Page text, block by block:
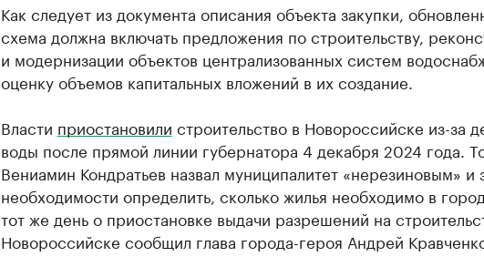
Как следует из документа описания объекта закупки,
схема должна включать предложения по строительству,
и модернизации объектов централизованных систем
оценку объемов капитальных вложений в их создание.
Власти приостановили строительство в Новороссийске из-за
воды после прямой линии губернатора 4 декабря 2024 года.
Вениамин Кондратьев назвал муниципалитет «нерезиновым» и
необходимости определить, сколько жилья необходимо в
тот же день о приостановке выдачи разрешений на
Новороссийске сообщил глава города-героя Андрей